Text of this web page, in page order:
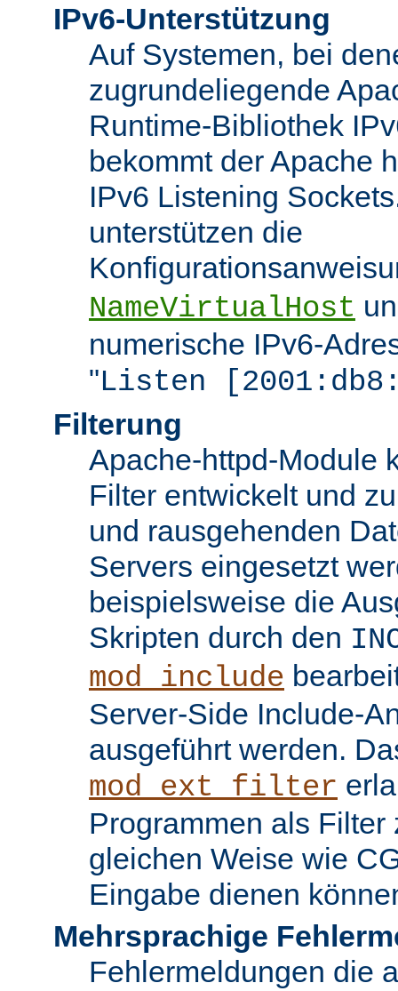
IPv6-Unterstützung
Auf Systemen, bei
zugrundeliegende
Runtime-Bibliothek
bekommt der Apache
IPv6 Listening
unterstützen die
NameVirtualHost
numerische IPv6-
"Listen
Filterung
Apache-httpd-Module
Filter entwickelt und
und rausgehenden
Servers eingesetzt
beispielsweise die
Skripten durch den
mod_include
Server-Side Include-
ausgeführt werden.
mod_ext_filter
Programmen als Filter
gleichen Weise wie
Eingabe dienen
Mehrsprachige
Fehlermeldungen die